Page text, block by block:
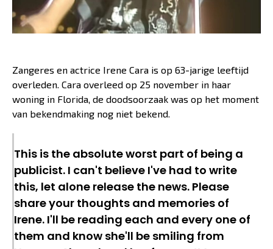
Zangeres en actrice Irene Cara is op 63-jarige leeftijd
overleden. Cara overleed op 25 november in haar
woning in Florida, de doodsoorzaak was op het moment
van bekendmaking nog niet bekend.
This is the absolute worst part of being a
publicist. I can't believe I've had to write
this, let alone release the news. Please
share your thoughts and memories of
Irene. I'll be reading each and every one of
them and know she'll be smiling from